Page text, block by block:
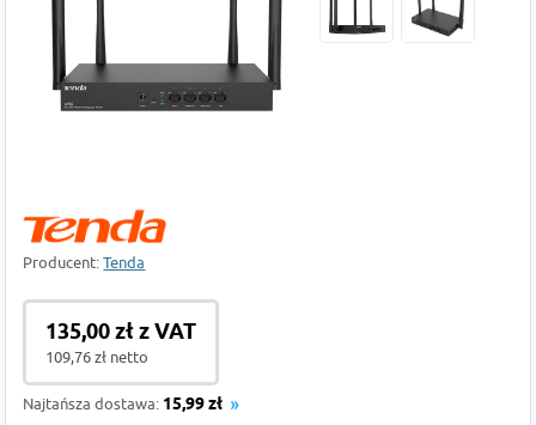
Producent:Tenda
135,00 zł z VAT
109,76 zł netto
Najtańsza dostawa: 15,99 zł